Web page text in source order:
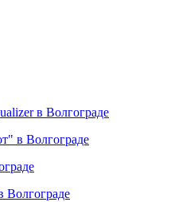
в Волгограде
в Волгограде
Волгограде